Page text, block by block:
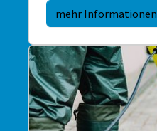
mehr Informationen